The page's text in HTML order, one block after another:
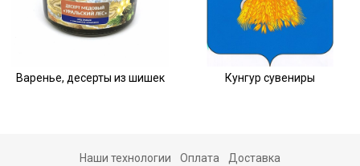
Варенье, десерты из шишек Кунгур сувениры
Наши технологии Оплата Доставка